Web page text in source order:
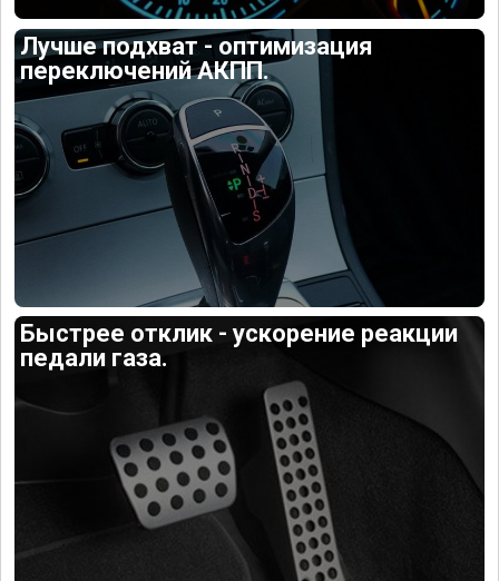
Лучше подхват - оптимизация
переключений АКПП.
Быстрее отклик - ускорение реакции
педали газа.